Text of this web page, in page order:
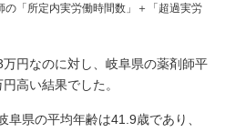
「所定内実労働時間数」＋「超過実労
円なのに対し、岐阜県の薬剤師平
高い結果でした。
県の平均年齢は41.9歳であり、